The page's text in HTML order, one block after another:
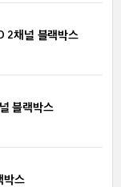
2채널 블랙박스
블랙박스
박스